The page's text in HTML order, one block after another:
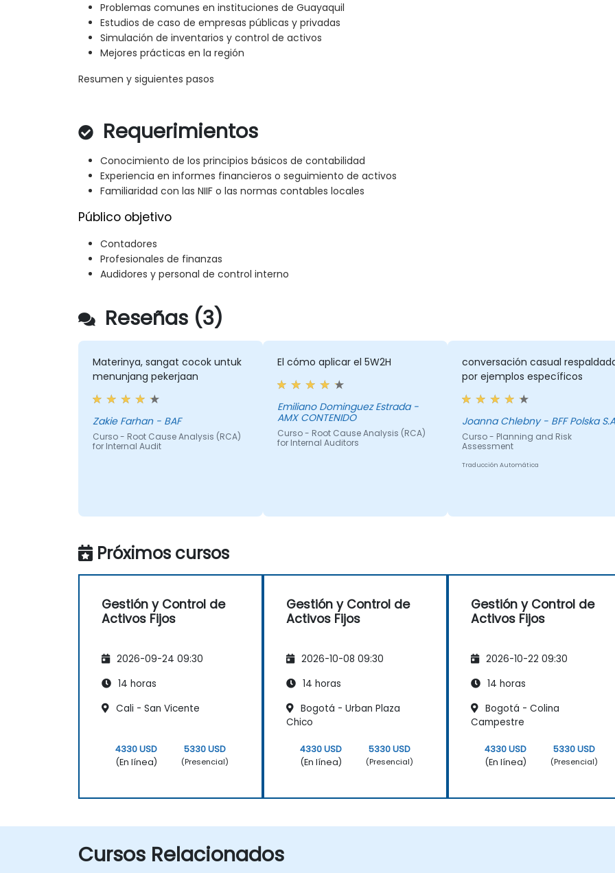
Problemas comunes en instituciones de Guayaquil
Estudios de caso de empresas públicas y privadas
Simulación de inventarios y control de activos
Mejores prácticas en la región
Resumen y siguientes pasos
Requerimientos
Conocimiento de los principios básicos de contabilidad
Experiencia en informes financieros o seguimiento de activos
Familiaridad con las NIIF o las normas contables locales
Público objetivo
Contadores
Profesionales de finanzas
Audidores y personal de control interno
Reseñas (3)
Materinya, sangat cocok untuk
menunjang pekerjaan
Zakie Farhan - BAF
Curso - Root Cause Analysis (RCA)
for Internal Audit
El cómo aplicar el 5W2H
Emiliano Dominguez Estrada -
AMX CONTENIDO
Curso - Root Cause Analysis (RCA)
for Internal Auditors
conversación casual
por ejemplos específicos
Joanna Chlebny - BFF Polska
Curso - Planning and Risk
Assessment
Traducción Automática
Próximos cursos
Gestión y Control de
Activos Fijos
2026-09-24 09:30
14 horas
Cali - San Vicente
4330 USD
(En línea)
5330 USD
(Presencial)
Gestión y Control de
Activos Fijos
2026-10-08 09:30
14 horas
Bogotá - Urban Plaza
Chico
4330 USD
(En línea)
5330 USD
(Presencial)
Gestión y Control de
Activos Fijos
2026-10-22 09:30
14 horas
Bogotá - Colina
Campestre
4330 USD
(En línea)
5330 USD
(Presencial)
Cursos Relacionados